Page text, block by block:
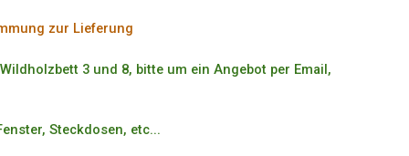
zur Lieferung
3 und 8, bitte um ein Angebot per Email,
Steckdosen, etc...